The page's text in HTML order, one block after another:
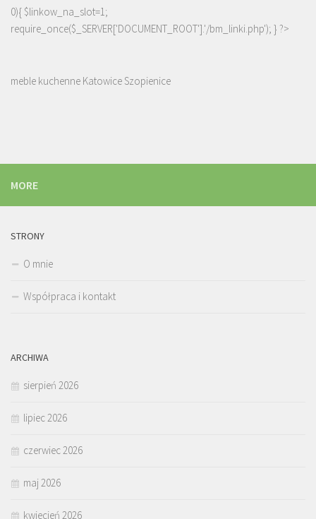
0){ $linkow_na_slot=1;
require_once($_SERVER['DOCUMENT_ROOT'].'/bm_linki.php'); } ?>
meble kuchenne Katowice Szopienice
MORE
STRONY
O mnie
Współpraca i kontakt
ARCHIWA
sierpień 2026
lipiec 2026
czerwiec 2026
maj 2026
kwiecień 2026